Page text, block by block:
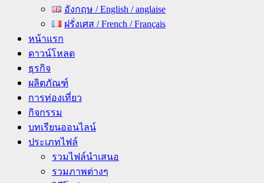
อังกฤษ / English / anglaise
ฝรั่งเศส / French / Français
หน้าแรก
ดาวน์โหลด
ธุรกิจ
ผลิตภัณฑ์
การท่องเที่ยว
กิจกรรม
บทเรียนออนไลน์
ประเภทไฟล์
รวมไฟล์นำเสนอ
รวมภาพต่างๆ